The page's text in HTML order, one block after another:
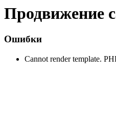
Продвижение
Ошибки
Cannot render template.